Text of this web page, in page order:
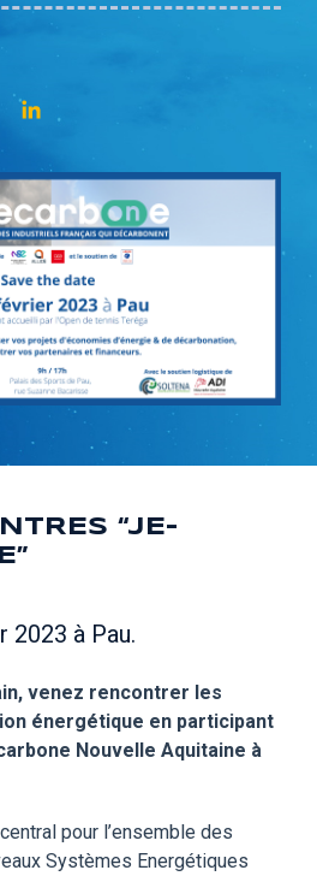
instagram
“JE-
2023 à Pau.
venez rencontrer les
énergétique en participant
Nouvelle Aquitaine à
pour l’ensemble des
Systèmes Energétiques